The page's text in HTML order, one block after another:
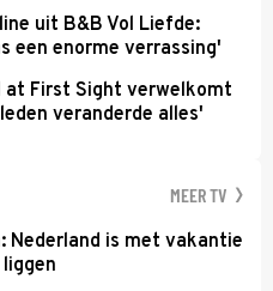
uit B&B Vol Liefde:
een enorme verrassing'
at First Sight verwelkomt
veranderde alles'
MEER TV
Nederland is met vakantie